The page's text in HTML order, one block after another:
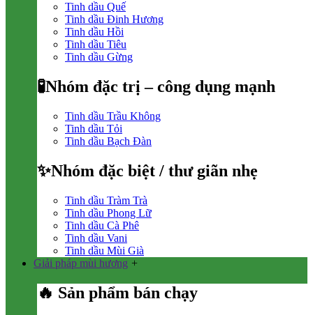
Tinh dầu Quế
Tinh dầu Đinh Hương
Tinh dầu Hồi
Tinh dầu Tiêu
Tinh dầu Gừng
🧪Nhóm đặc trị – công dụng mạnh
Tinh dầu Trầu Không
Tinh dầu Tỏi
Tinh dầu Bạch Đàn
✨Nhóm đặc biệt / thư giãn nhẹ
Tinh dầu Tràm Trà
Tinh dầu Phong Lữ
Tinh dầu Cà Phê
Tinh dầu Vani
Tinh dầu Mùi Già
Giải pháp mùi hương +
🔥 Sản phẩm bán chạy